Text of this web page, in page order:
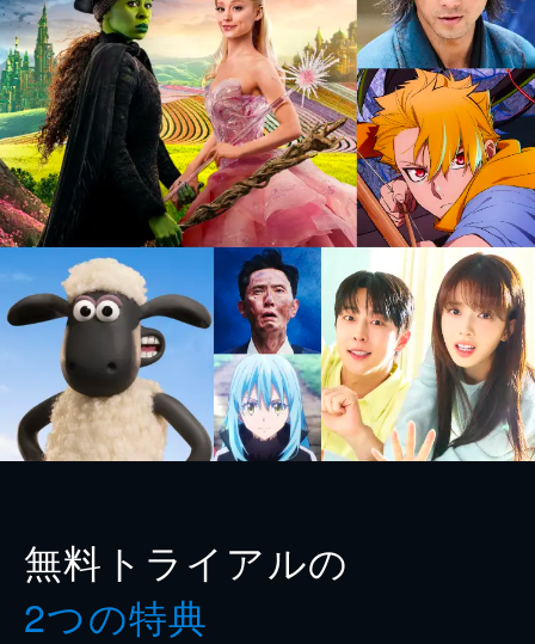
無料トライアルの
2つの特典